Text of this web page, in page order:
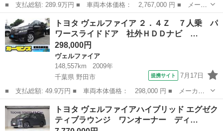
■ 支払総額: 289.9万円 ■ 車両本体価格： 2,767,000 円 ■ メーカ
ー名： トヨタ ■ 車種名： ヴェルファイアハイブリッド ■ グレ
ード名： ＺＲ 禁煙車 ＪＢＬプレミアムサウンド１０型ナビ １
２型リア...
栃木 佐野市 ヴェルファイア
トヨタ ヴェルファイア ２．４Ｚ ７人乗 パ
ワースライドドア 社外ＨＤＤナビ …
298,000円
ヴェルファイア
148,557km
2009年
千葉県 野田市
提携サイト 7月17日
■ 支払総額: 49.9万円 ■ 車両本体価格： 298,000 円 ■ メーカー
名： トヨタ ■ 車種名： ヴェルファイア ■ グレード名： ２．
４Ｚ ７人乗 パワースライドドア 社外ＨＤＤナビ フルセグ 天
井モニター ...
千葉 野田市 ヴェルファイア
トヨタ ヴェルファイアハイブリッド エグゼク
ティブラウンジ ワンオーナー ディ…